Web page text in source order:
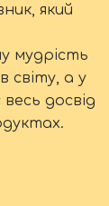
який
мудрість
світу, а у
досвід